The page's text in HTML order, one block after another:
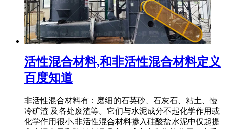
活性混合材料,和非活性混合材料定义
百度知道
非活性混合材料有：磨细的石英砂、石灰石、粘土、慢
冷矿渣 及各处废渣等。它们与水泥成分不起化学作用或
化学作用很小,非活性混合材料掺入硅酸盐水泥中仅起提